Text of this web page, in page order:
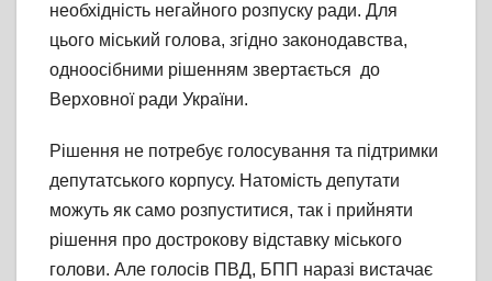
необхідність негайного розпуску ради. Для
цього міський голова, згідно законодавства,
одноосібними рішенням звертається до
Верховної ради України.
Рішення не потребує голосування та підтримки
депутатського корпусу. Натомість депутати
можуть як само розпуститися, так і прийняти
рішення про дострокову відставку міського
голови. Але голосів ПВД, БПП наразі вистачає